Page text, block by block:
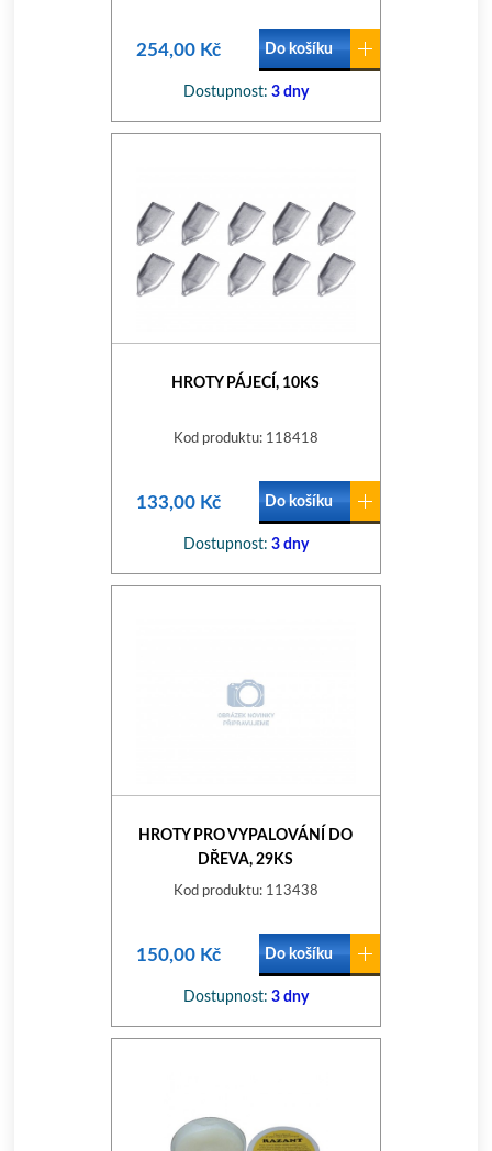
254,00 Kč Do košíku
Dostupnost: 3 dny
HROTY PÁJECÍ, 10KS
Kod produktu: 118418
133,00 Kč Do košíku
Dostupnost: 3 dny
HROTY PRO VYPALOVÁNÍ DO
DŘEVA, 29KS
Kod produktu: 113438
150,00 Kč Do košíku
Dostupnost: 3 dny